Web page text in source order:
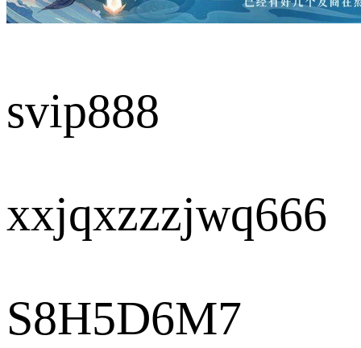
svip888
xxjqxzzzjwq666
S8H5D6M7